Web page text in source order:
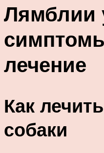
Лямблии
лечение
Как
собаки